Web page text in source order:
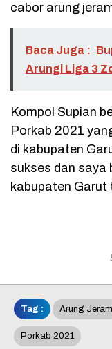
cabor arung
Baca Juga :
Arungi Liga 3
Kompol Supian
Porkab 2021
di kabupaten
sukses dan saya
kabupaten Garut
Tag : Arung Jeram
Porkab 2021